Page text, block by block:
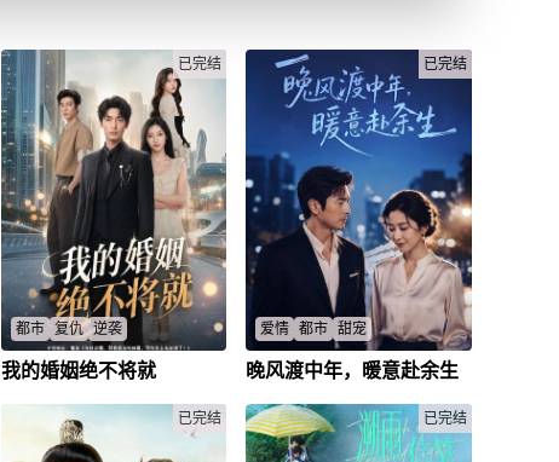
已完结
都市 复仇 逆袭
妻子偷抵押婚房给弟，林东七年
后家人跪求，他会原谅吗？
李薇薇
我的婚姻绝不将就
已完结
爱情 都市 甜宠
中年男女隐瞒身份相亲，网约车
林纪远/姜意/
晚风渡中年，暖意赴余生
已完结 已完结